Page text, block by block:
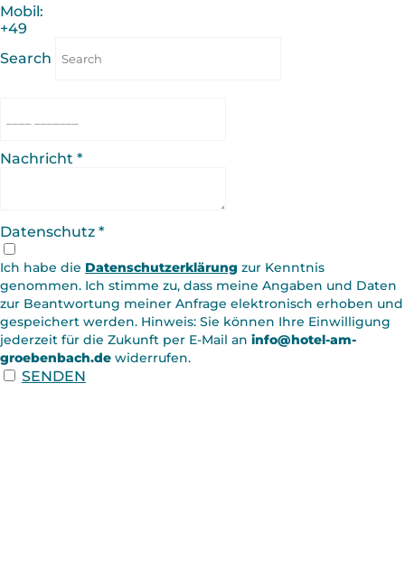
Mobil:
+49
Search
Nachricht *
Datenschutz *
Ich habe die Datenschutzerklärung zur Kenntnis
genommen. Ich stimme zu, dass meine Angaben und Daten
zur Beantwortung meiner Anfrage elektronisch erhoben und
gespeichert werden. Hinweis: Sie können Ihre Einwilligung
jederzeit für die Zukunft per E-Mail an ­ info@hotel-am-
groebenbach.de widerrufen.
SENDEN